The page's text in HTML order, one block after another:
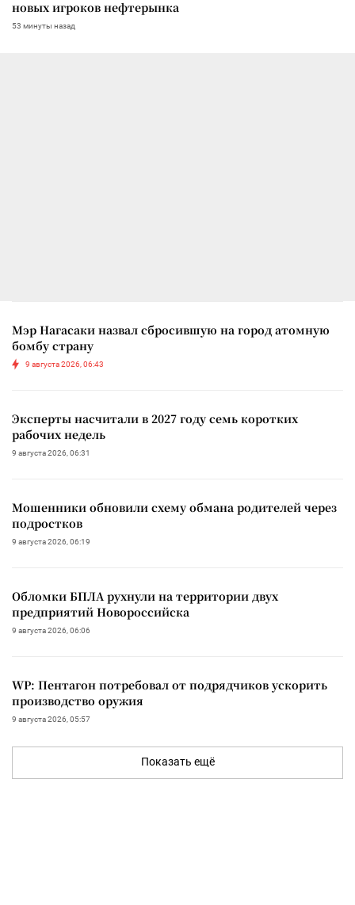
новых игроков нефтерынка
53 минуты назад
Мэр Нагасаки назвал сбросившую на город атомную
бомбу страну
9 августа 2026, 06:43
Эксперты насчитали в 2027 году семь коротких
рабочих недель
9 августа 2026, 06:31
Мошенники обновили схему обмана родителей через
подростков
9 августа 2026, 06:19
Обломки БПЛА рухнули на территории двух
предприятий Новороссийска
9 августа 2026, 06:06
WP: Пентагон потребовал от подрядчиков ускорить
производство оружия
9 августа 2026, 05:57
Показать ещё